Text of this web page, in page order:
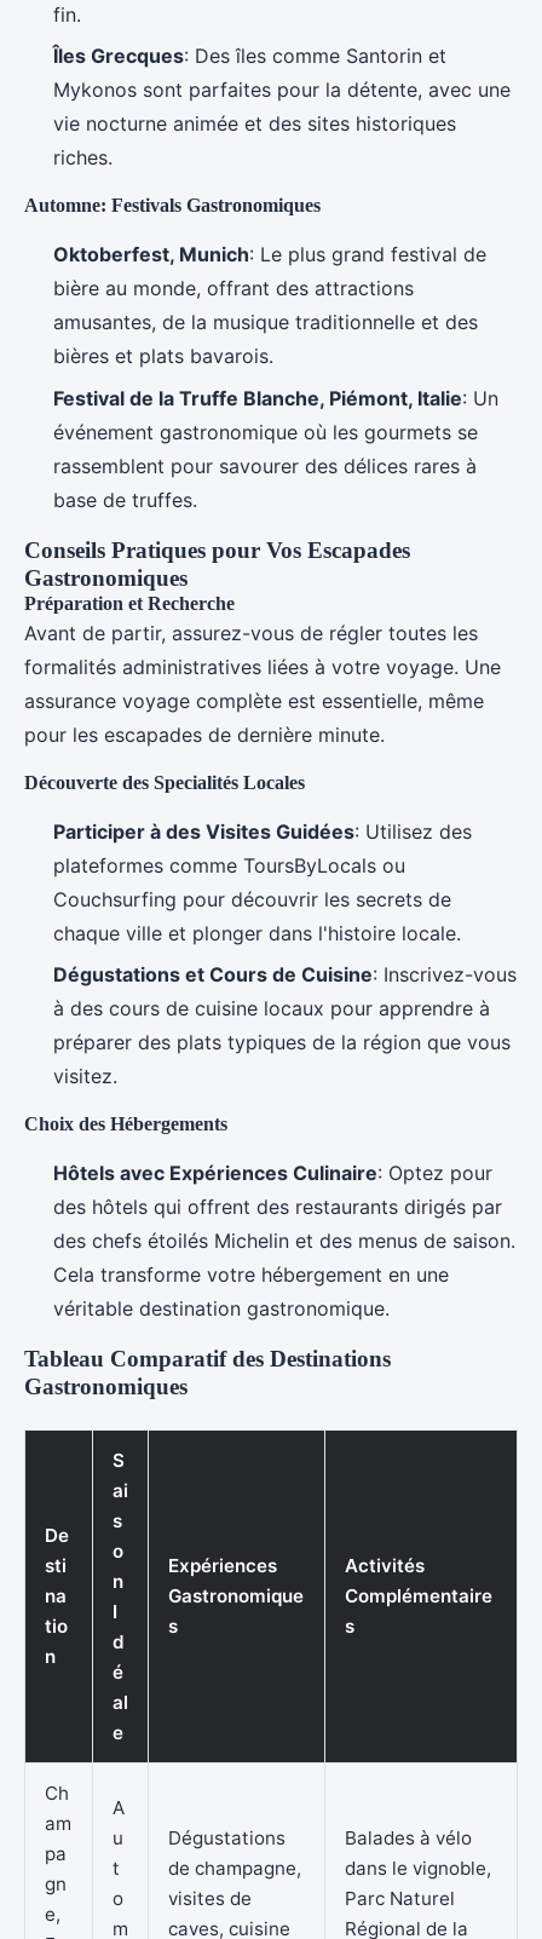
fin.
Îles Grecques: Des îles comme Santorin et
Mykonos sont parfaites pour la détente, avec une
vie nocturne animée et des sites historiques
riches.
Automne: Festivals Gastronomiques
Oktoberfest, Munich: Le plus grand festival de
bière au monde, offrant des attractions
amusantes, de la musique traditionnelle et des
bières et plats bavarois.
Festival de la Truffe Blanche, Piémont, Italie: Un
événement gastronomique où les gourmets se
rassemblent pour savourer des délices rares à
base de truffes.
Conseils Pratiques pour Vos Escapades
Gastronomiques
Préparation et Recherche
Avant de partir, assurez-vous de régler toutes les
formalités administratives liées à votre voyage. Une
assurance voyage complète est essentielle, même
pour les escapades de dernière minute.
Découverte des Specialités Locales
Participer à des Visites Guidées: Utilisez des
plateformes comme ToursByLocals ou
Couchsurfing pour découvrir les secrets de
chaque ville et plonger dans l'histoire locale.
Dégustations et Cours de Cuisine: Inscrivez-vous
à des cours de cuisine locaux pour apprendre à
préparer des plats typiques de la région que vous
visitez.
Choix des Hébergements
Hôtels avec Expériences Culinaire: Optez pour
des hôtels qui offrent des restaurants dirigés par
des chefs étoilés Michelin et des menus de saison.
Cela transforme votre hébergement en une
véritable destination gastronomique.
Tableau Comparatif des Destinations
Gastronomiques
De
sti
na
tio
n
S
ai
s
o
n
I
d
é
al
e
Expériences
Gastronomique
s
Activités
Complémentaire
s
Ch
am
pa
gn
e,
A
u
t
o
m
Dégustations
de champagne,
visites de
caves, cuisine
Balades à vélo
dans le vignoble,
Parc Naturel
Régional de la